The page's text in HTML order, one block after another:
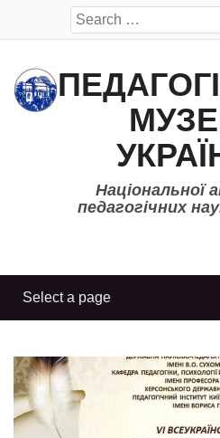
Search
for:
Національної
педагогічних